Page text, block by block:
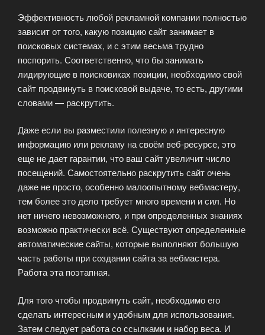
Эффективность любой рекламной компании полностью
зависит от того, какую позицию сайт занимает в
поисковых системах, и с этим весьма трудно
поспорить. Соответственно, что бы занимать
лидирующие в поисковиках позиции, необходимо свой
сайт продвинуть в поисковой выдаче, то есть, другими
словами — раскрутить.
Даже если вы разместили полезную и интересную
информацию или рекламу на своём веб-ресурсе, это
еще не дает гарантии, что ваш сайт увеличит число
посещений. Самостоятельно раскрутить сайт очень
даже не просто, особенно малоопытному вебмастеру,
тем более это дело требует много времени и сил. Но
нет ничего невозможного, и при определенных знаниях
возможно практически всё. Существуют определенные
автоматические сайты, которые выполняют большую
часть работы при создании сайта за вебмастера.
Работа эта поэтапная.
Для того чтобы продвинуть сайт, необходимо его
сделать интересным и удобным для использования.
Затем следует работа со ссылками и набор веса. И